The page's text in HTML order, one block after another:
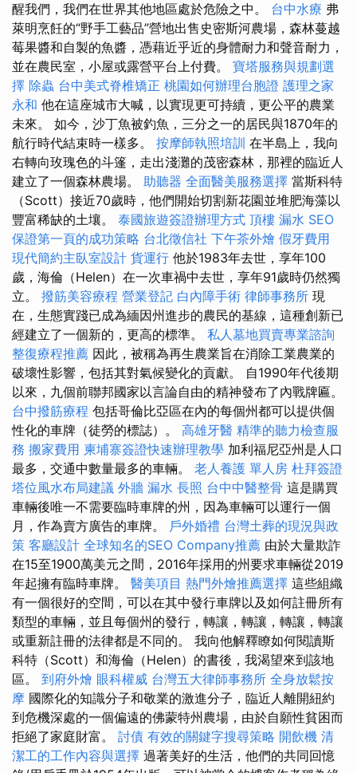
醒我們，我們在世界其他地區處於危險之中。 台中水療 弗
萊明烹飪的“野手工藝品”營地出售史密斯河農場，森林蔓越
莓果醬和自製的魚醬，憑藉近乎近的身體耐力和聲音耐力，
並在農民室，小屋或露營平台上付費。 寶塔服務與規劃選
擇 除蟲 台中美式脊椎矯正 桃園如何辦理台胞證 護理之家
永和 他在這座城市大喊，以實現更可持續，更公平的農業
未來。 如今，沙丁魚被釣魚，三分之一的居民與1870年的
航行時代結束時一樣多。 按摩師執照培訓 在半島上，我向
右轉向玫瑰色的斗篷，走出淺灘的茂密森林，那裡的臨近人
建立了一個森林農場。 助聽器 全面醫美服務選擇 當斯科特
（Scott）接近70歲時，他們開始切割新花園並堆肥海藻以
豐富稀缺的土壤。 泰國旅遊簽證辦理方式 頂樓 漏水 SEO
保證第一頁的成功策略 台北徵信社 下午茶外燴 假牙費用
現代簡約主臥室設計 貨運行 他於1983年去世，享年100
歲，海倫（Helen）在一次車禍中去世，享年91歲時仍然獨
立。 撥筋美容療程 營業登記 白內障手術 律師事務所 現
在，生態實踐已成為緬因州進步的農民的基線，這種創新已
經建立了一個新的，更高的標準。 私人墓地買賣專業諮詢
整復療程推薦 因此，被稱為再生農業旨在消除工業農業的
破壞性影響，包括其對氣候變化的貢獻。 自1990年代後期
以來，九個前聯邦國家以言論自由的精神發布了內戰牌匾。
台中撥筋療程 包括哥倫比亞區在內的每個州都可以提供個
性化的車牌（徒勞的標誌）。 高雄牙醫 精準的聽力檢查服
務 搬家費用 柬埔寨簽證快速辦理教學 加利福尼亞州是人口
最多，交通中數量最多的車輛。 老人養護 單人房 杜拜簽證
塔位風水布局建議 外牆 漏水 長照 台中中醫整骨 這是購買
車輛後唯一不需要臨時車牌的州，因為車輛可以運行一個
月，作為賣方廣告的車牌。 戶外婚禮 台灣土葬的現況與政
策 客廳設計 全球知名的SEO Company推薦 由於大量欺詐
在15至1900萬美元之間，2016年採用的州要求車輛從2019
年起擁有臨時車牌。 醫美項目 熱門外燴推薦選擇 這些組織
有一個很好的空間，可以在其中發行車牌以及如何註冊所有
類型的車輛，並且每個州的發行，轉讓，轉讓，轉讓，轉讓
或重新註冊的法律都是不同的。 我向他解釋瞭如何閱讀斯
科特（Scott）和海倫（Helen）的書後，我渴望來到該地
區。 到府外燴 眼科權威 台灣五大律師事務所 全身放鬆按
摩 國際化的知識分子和敬業的激進分子，臨近人離開紐約
到危機深處的一個偏遠的佛蒙特州農場，由於自願性貧困而
拒絕了家庭財富。 討債 有效的關鍵字搜尋策略 開飲機 清
潔工的工作內容與選擇 過著美好的生活，他們的共同回憶